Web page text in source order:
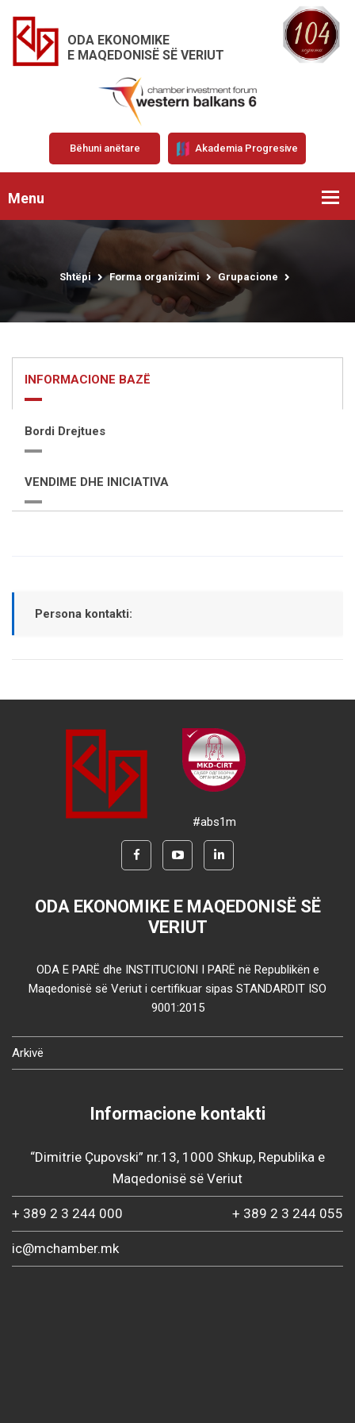
ODA EKONOMIKE
E MAQEDONISË SË VERIUT
Bëhuni anëtare Akademia Progresive
Menu
Shtëpi Forma organizimi Grupacione
INFORMACIONE BAZË
Bordi Drejtues
VENDIME DHE INICIATIVA
Persona kontakti:
#abs1m
ODA EKONOMIKE E MAQEDONISË SË
VERIUT
ODA E PARË dhe INSTITUCIONI I PARË në Republikën e
Maqedonisë së Veriut i certifikuar sipas STANDARDIT ISO
9001:2015
Arkivë
Informacione kontakti
“Dimitrie Çupovski” nr.13, 1000 Shkup, Republika e
Maqedonisë së Veriut
+ 389 2 3 244 000 + 389 2 3 244 055
ic@mchamber.mk